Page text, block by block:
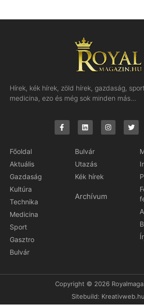
Hírek, kék hírek, zöld hírek, gazdaság,
medicina, ezo és még sok minden más…
Főoldal
Aktuális
Gazdaság
Kultúra
Technika
Medicina
Sport
Gasztro
Bulvár
Bulvár
Utazás
Kék hírek
Archívum
Copyright © 2026
Sitebuild: Kreativweb.hu